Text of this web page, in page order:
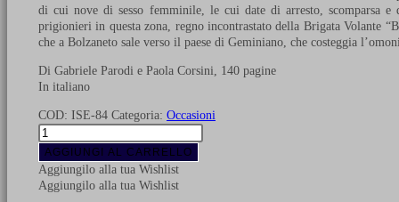
di cui nove di sesso femminile, le cui date di arresto, scomparsa
prigionieri in questa zona, regno incontrastato della Brigata Volante
che a Bolzaneto sale verso il paese di Geminiano, che costeggia
Di Gabriele Parodi e Paola Corsini, 140 pagine
In italiano
COD: ISE-84 Categoria: Occasioni
Chiedi
al
torrente
(REMAINDER)
quantità
AGGIUNGI AL CARRELLO
Aggiungilo alla tua Wishlist
Aggiungilo alla tua Wishlist